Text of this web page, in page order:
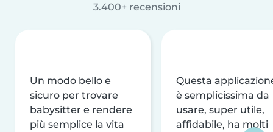
3.400+ recensioni
Un modo bello e
sicuro per trovare
babysitter e rendere
più semplice la vita
Questa
è semplicissima da
usare, super utile,
affidabile, ha molti